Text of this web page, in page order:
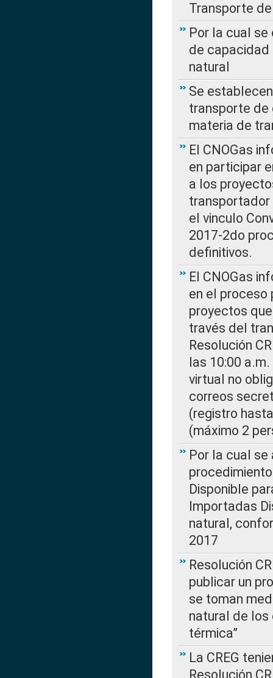
Transporte
Por la cual
de capacidad
natural
Se
transporte de
materia de
El CNOGas
en participar
a los
transportador
el vinculo
2017-2do
definitivos.
El CNOGas
en el proceso
proyectos
través del
Resolución
las 10:00
virtual no
correos
(registro
(máximo 2
Por la cual
Disponible
Importadas
natural,
2017
Resolución
publicar un
se toman
natural de los
térmica”
La CREG
Resolución